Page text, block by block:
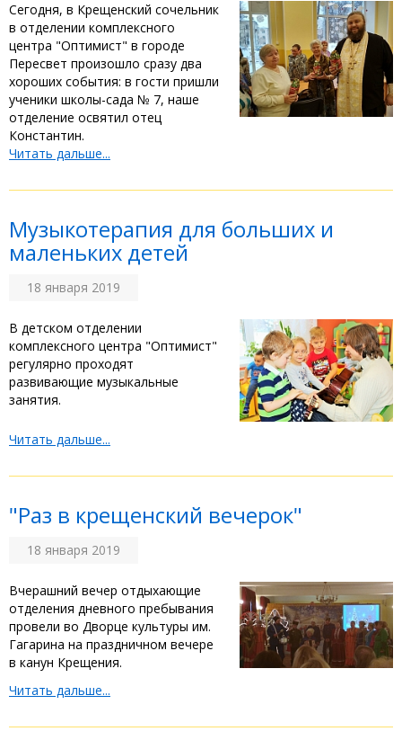
Сегодня, в Крещенский сочельник
в отделении комплексного
центра "Оптимист" в городе
Пересвет произошло сразу два
хороших события: в гости пришли
ученики школы-сада № 7, наше
отделение освятил отец
Константин.
Читать дальше...
Музыкотерапия для больших и
маленьких детей
18 января 2019
В детском отделении
комплексного центра "Оптимист"
регулярно проходят
развивающие музыкальные
занятия.
Читать дальше...
"Раз в крещенский вечерок"
18 января 2019
Вчерашний вечер отдыхающие
отделения дневного пребывания
провели во Дворце культуры им.
Гагарина на праздничном вечере
в канун Крещения.
Читать дальше...